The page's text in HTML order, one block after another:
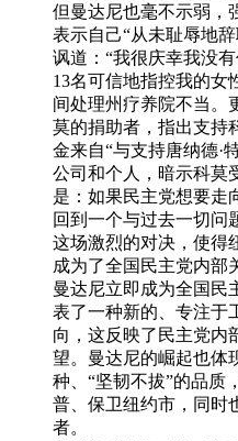
但曼达尼也毫不示弱，
表示自己“从未耻辱地
讽道：“我很庆幸我没
13名可信地指控我的女
间处理州疗养院不当。
莫的捐助者，指出支持
金来自“与支持唐纳德·
公司和个人，暗示科莫
是：如果民主党想要走
回到一个与过去一切问
这场激烈的对决，使得
成为了全国民主党内部
曼达尼立即成为全国民
表了一种新的、专注于
向，这反映了民主党内
望。曼达尼的崛起也体
种、“坚韧不拔”的品质
普、保卫纽约市，同时
者。